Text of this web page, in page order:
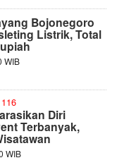
Bojonegoro
Listrik, Total
WIB
Diri
Terbanyak,
WIB